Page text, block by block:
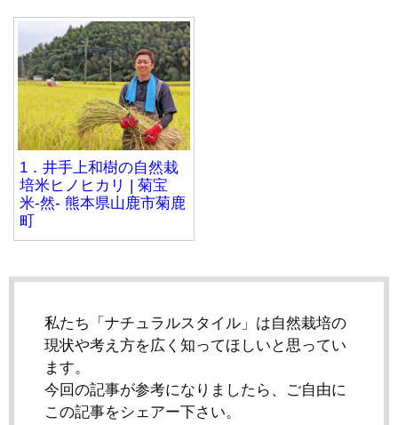
1．井手上和樹の自然栽
培米ヒノヒカリ | 菊宝
米-然- 熊本県山鹿市菊鹿
町
私たち「ナチュラルスタイル」は自然栽培の
現状や考え方を広く知ってほしいと思ってい
ます。
今回の記事が参考になりましたら、ご自由に
この記事をシェアー下さい。